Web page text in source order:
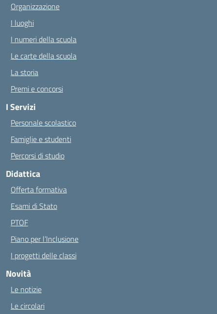
Organizzazione
I luoghi
I numeri della scuola
Le carte della scuola
La storia
Premi e concorsi
I Servizi
Personale scolastico
Famiglie e studenti
Percorsi di studio
Didattica
Offerta formativa
Esami di Stato
PTOF
Piano per l’Inclusione
I progetti delle classi
Novità
Le notizie
Le circolari